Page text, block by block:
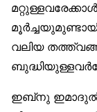
വലിയ
ഇബ്‌നു ഇമാദുല്‍